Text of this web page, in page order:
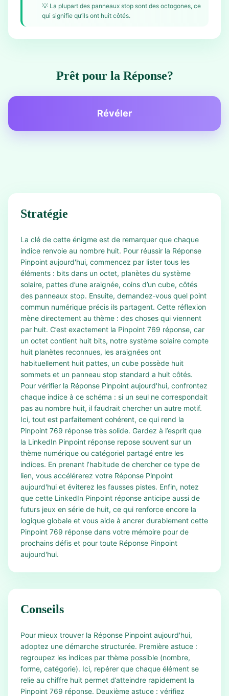
💡 La plupart des panneaux stop sont des octogones, ce
qui signifie qu’ils ont huit côtés.
Prêt pour la Réponse?
Révéler
Stratégie
La clé de cette énigme est de remarquer que chaque
indice renvoie au nombre huit. Pour réussir la Réponse
Pinpoint aujourd'hui, commencez par lister tous les
éléments : bits dans un octet, planètes du système
solaire, pattes d’une araignée, coins d’un cube, côtés
des panneaux stop. Ensuite, demandez‑vous quel point
commun numérique précis ils partagent. Cette réflexion
mène directement au thème : des choses qui viennent
par huit. C’est exactement la Pinpoint 769 réponse, car
un octet contient huit bits, notre système solaire compte
huit planètes reconnues, les araignées ont
habituellement huit pattes, un cube possède huit
sommets et un panneau stop standard a huit côtés.
Pour vérifier la Réponse Pinpoint aujourd'hui, confrontez
chaque indice à ce schéma : si un seul ne correspondait
pas au nombre huit, il faudrait chercher un autre motif.
Ici, tout est parfaitement cohérent, ce qui rend la
Pinpoint 769 réponse très solide. Gardez à l’esprit que
la LinkedIn Pinpoint réponse repose souvent sur un
thème numérique ou catégoriel partagé entre les
indices. En prenant l’habitude de chercher ce type de
lien, vous accélérerez votre Réponse Pinpoint
aujourd'hui et éviterez les fausses pistes. Enfin, notez
que cette LinkedIn Pinpoint réponse anticipe aussi de
futurs jeux en série de huit, ce qui renforce encore la
logique globale et vous aide à ancrer durablement cette
Pinpoint 769 réponse dans votre mémoire pour de
prochains défis et pour toute Réponse Pinpoint
aujourd'hui.
Conseils
Pour mieux trouver la Réponse Pinpoint aujourd'hui,
adoptez une démarche structurée. Première astuce :
regroupez les indices par thème possible (nombre,
forme, catégorie). Ici, repérer que chaque élément se
relie au chiffre huit permet d’atteindre rapidement la
Pinpoint 769 réponse. Deuxième astuce : vérifiez